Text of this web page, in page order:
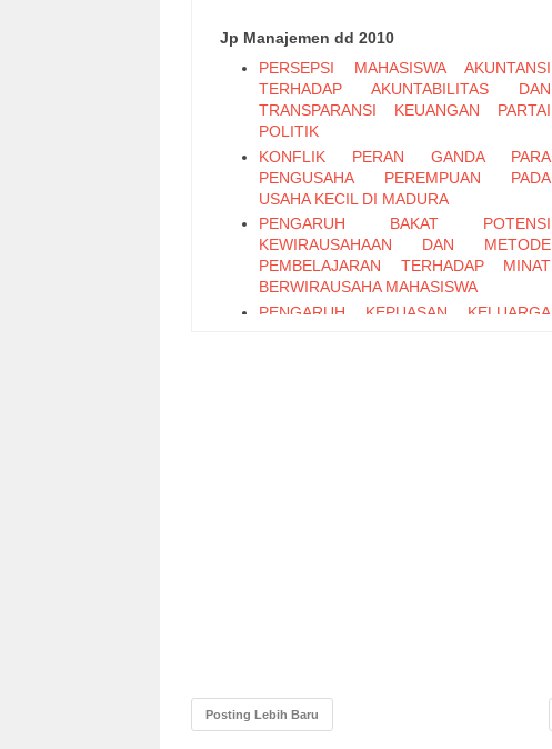
Jp Manajemen dd 2010
PERSEPSI MAHASISWA AKUNTANSI
TERHADAP AKUNTABILITAS DAN
TRANSPARANSI KEUANGAN PARTAI
POLITIK
KONFLIK PERAN GANDA PARA
PENGUSAHA PEREMPUAN PADA
USAHA KECIL DI MADURA
PENGARUH BAKAT POTENSI
KEWIRAUSAHAAN DAN METODE
PEMBELAJARAN TERHADAP MINAT
BERWIRAUSAHA MAHASISWA
PENGARUH KEPUASAN KELUARGA
PECKING ORDER THEORY DAN
BALANCE THEORY
Posting Lebih Baru